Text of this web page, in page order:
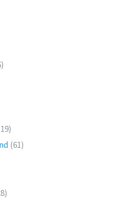
(61)